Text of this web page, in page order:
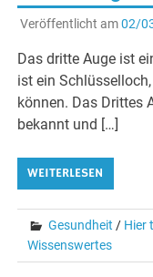
Veröffentlicht am02/
Das dritte Auge ist
ist ein
können. Das Drittes
bekannt und […]
WEITERLESEN
Gesundheit / Hier
Wissenswertes